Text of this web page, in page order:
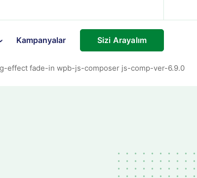
effect fade-in wpb-js-composer js-comp-ver-6.9.0
Kampanyalar Sizi Arayalım